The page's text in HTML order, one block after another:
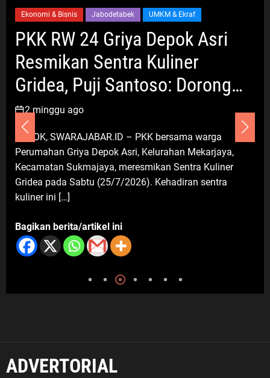
Putih Sari Ajak Pekerja Mandiri
Miliki Perlindungan BPJS
Ketenagakerjaan: Negara Hadir
Lindungi Pekerja, Wujudkan
Kesejahteraan
Diduga Ada Oknum Mencatut Nama
BAZNAS di Cikarang Timur, Warga
Miskin Disebut Diminta Uang
dengan Dalih Biaya Operasional
Ekonomi & Bisnis Jabodetabek UMKM & Ekraf
PKK RW 24 Griya Depok Asri
Resmikan Sentra Kuliner
Gridea, Puji Santoso: Dorong
Ekonomi dan Tekan
2 minggu ago
DEPOK, SWARAJABAR.ID – PKK bersama warga
Perumahan Griya Depok Asri, Kelurahan Mekarjaya,
Kecamatan Sukmajaya, meresmikan Sentra Kuliner
Gridea pada Sabtu (25/7/2026). Kehadiran sentra
kuliner ini […]
Bagikan berita/artikel ini
ADVERTORIAL